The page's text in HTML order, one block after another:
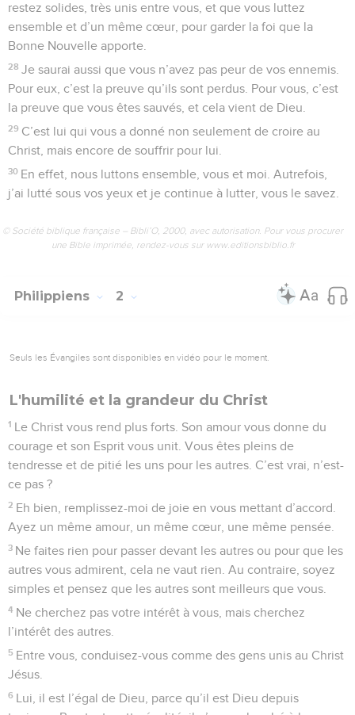
restez solides, très unis entre vous, et que vous luttez
ensemble et d’un même cœur, pour garder la foi que la
Bonne Nouvelle apporte.
28 Je saurai aussi que vous n’avez pas peur de vos ennemis.
Pour eux, c’est la preuve qu’ils sont perdus. Pour vous, c’est
la preuve que vous êtes sauvés, et cela vient de Dieu.
29 C’est lui qui vous a donné non seulement de croire au
Christ, mais encore de souffrir pour lui.
30 En effet, nous luttons ensemble, vous et moi. Autrefois,
j’ai lutté sous vos yeux et je continue à lutter, vous le savez.
© Société biblique française – Bibli’O, 2000, avec autorisation. Pour vous procurer
une Bible imprimée, rendez-vous sur www.editionsbiblio.fr
Philippiens 2
Seuls les Évangiles sont disponibles en vidéo pour le moment.
L'humilité et la grandeur du Christ
1 Le Christ vous rend plus forts. Son amour vous donne du
courage et son Esprit vous unit. Vous êtes pleins de
tendresse et de pitié les uns pour les autres. C’est vrai, n’est-
ce pas ?
2 Eh bien, remplissez-moi de joie en vous mettant d’accord.
Ayez un même amour, un même cœur, une même pensée.
3 Ne faites rien pour passer devant les autres ou pour que les
autres vous admirent, cela ne vaut rien. Au contraire, soyez
simples et pensez que les autres sont meilleurs que vous.
4 Ne cherchez pas votre intérêt à vous, mais cherchez
l’intérêt des autres.
5 Entre vous, conduisez-vous comme des gens unis au Christ
Jésus.
6 Lui, il est l’égal de Dieu, parce qu’il est Dieu depuis